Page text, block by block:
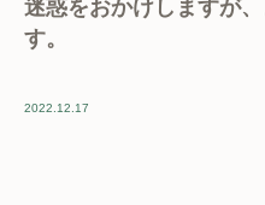
迷惑をおかけしますが
す。
2022.12.17